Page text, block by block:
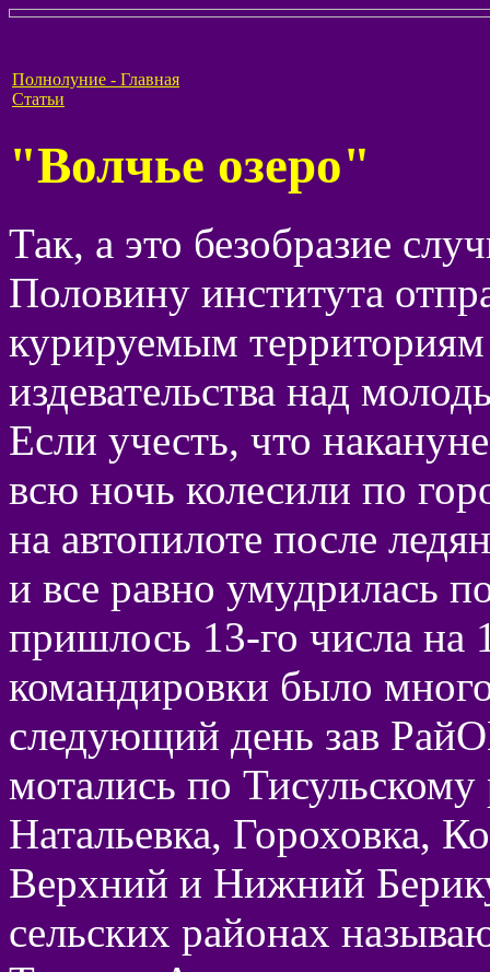
Полнолуние - Главная
Статьи
"Волчье озеро"
Так, а это безобразие
Половину института
курируемым
издевательства над
Если учесть, что
всю ночь колесили по
на автопилоте после
и все равно умудрилась
пришлось 13-го числа на
командировки было
следующий день зав
мотались по
Натальевка, Гороховка,
Верхний и Нижний
сельских районах